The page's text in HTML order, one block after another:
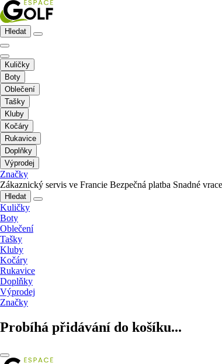
Hledat
Kuličky
Boty
Oblečení
Tašky
Kluby
Kočáry
Rukavice
Doplňky
Výprodej
Značky
Zákaznický servis ve Francie Bezpečná platba Snadné
Hledat
Kuličky
Boty
Oblečení
Tašky
Kluby
Kočáry
Rukavice
Doplňky
Výprodej
Značky
Probíhá přidávání do košíku...